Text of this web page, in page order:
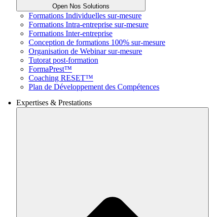
Open Nos Solutions
Formations Individuelles sur-mesure
Formations Intra-entreprise sur-mesure
Formations Inter-entreprise
Conception de formations 100% sur-mesure
Organisation de Webinar sur-mesure
Tutorat post-formation
FormaPrest™
Coaching RESET™
Plan de Développement des Compétences
Expertises & Prestations